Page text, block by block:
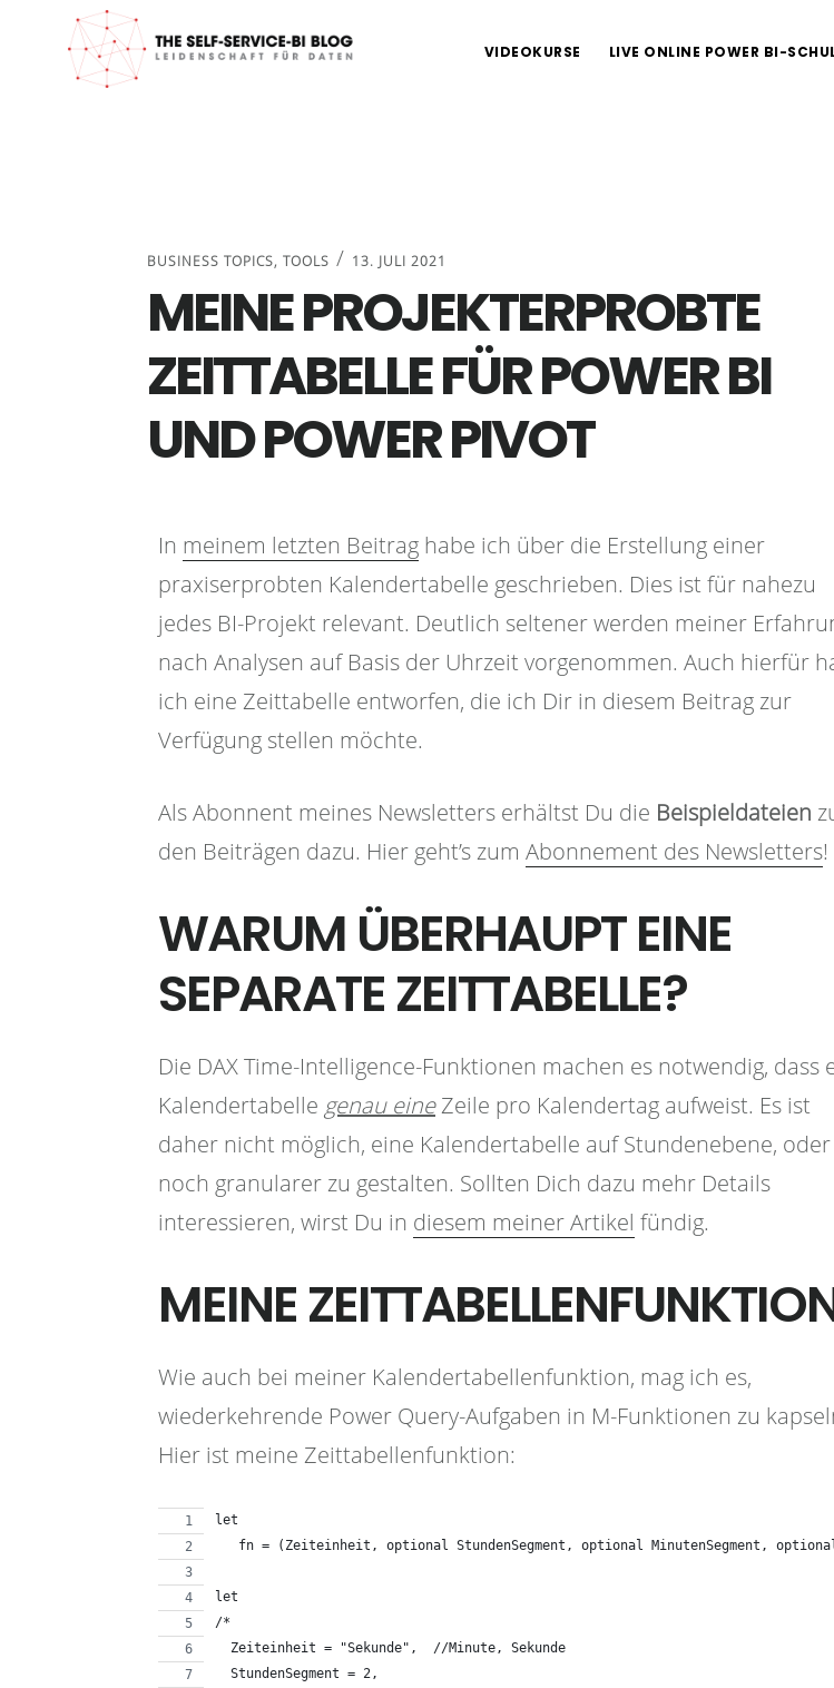
Hauptnavigation
Seitenspalte
Fußzeile
VIDEOKURSE LIVE ONLINE POWER BI-
BUSINESS TOPICS, TOOLS / 13. JULI 2021
MEINE PROJEKTERPROBTE
ZEITTABELLE FÜR POWER BI
UND POWER PIVOT
In meinem letzten Beitrag habe ich über die Erstellung einer
praxiserprobten Kalendertabelle geschrieben. Dies ist für nahezu
jedes BI-Projekt relevant. Deutlich seltener werden meiner
nach Analysen auf Basis der Uhrzeit vorgenommen. Auch hierfür
ich eine Zeittabelle entworfen, die ich Dir in diesem Beitrag zur
Verfügung stellen möchte.
Als Abonnent meines Newsletters erhältst Du die Beispieldateien
den Beiträgen dazu. Hier geht’s zum Abonnement des Newsletters!
WARUM ÜBERHAUPT EINE
SEPARATE ZEITTABELLE?
Die DAX Time-Intelligence-Funktionen machen es notwendig, dass
Kalendertabelle genau eineZeile pro Kalendertag aufweist. Es ist
daher nicht möglich, eine Kalendertabelle auf Stundenebene,
noch granularer zu gestalten. Sollten Dich dazu mehr Details
interessieren, wirst Du in diesem meiner Artikel fündig.
MEINE
Wie auch bei meiner Kalendertabellenfunktion, mag ich es,
wiederkehrende Power Query-Aufgaben in M-Funktionen zu
Hier ist meine Zeittabellenfunktion:
let
fn = (Zeiteinheit, optional StundenSegment, optional MinutenSegment,
let
/*
  Zeiteinheit = "Sekunde",  //Minute, Sekunde
  StundenSegment = 2,